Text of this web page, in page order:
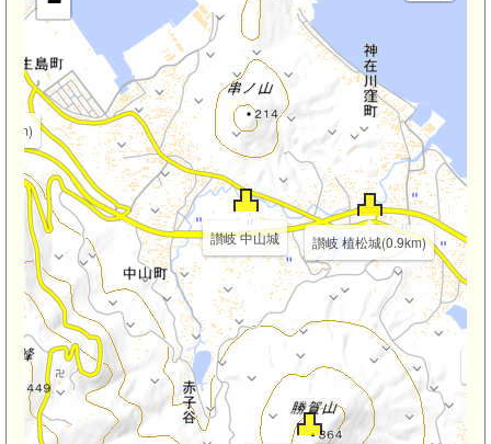
讃岐 中山城 讃岐 植松城(0.9km)